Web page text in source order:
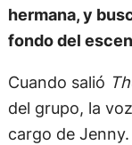
hermana, y
fondo del
Cuando salió
del grupo, la
cargo de